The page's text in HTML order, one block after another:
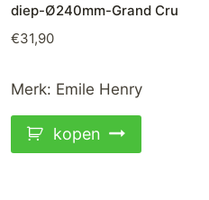
diep-Ø240mm-Grand Cru
€31,90
Merk: Emile Henry
kopen